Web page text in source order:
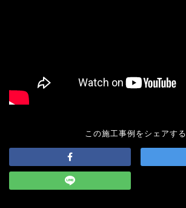
この施工事例をシェアする